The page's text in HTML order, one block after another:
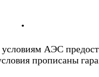
.
АЭС
прописаны